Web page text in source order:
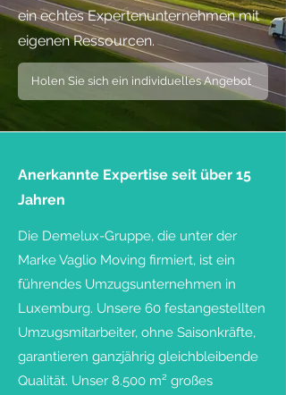
ein echtes Expertenunternehmen mit
eigenen Ressourcen.
Holen Sie sich ein individuelles Angebot
Anerkannte Expertise seit über 15
Jahren
Die Demelux-Gruppe, die unter der
Marke Vaglio Moving firmiert, ist ein
führendes Umzugsunternehmen in
Luxemburg. Unsere 60 festangestellten
Umzugsmitarbeiter, ohne Saisonkräfte,
garantieren ganzjährig gleichbleibende
Qualität. Unser 8.500 m² großes